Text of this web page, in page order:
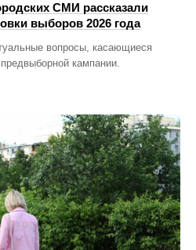
СМИ рассказали
выборов 2026 года
вопросы, касающиеся
кампании.